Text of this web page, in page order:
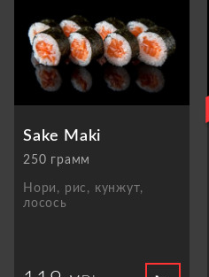
Sake Maki
250 грамм
Нори, рис, кунжут,
лосось